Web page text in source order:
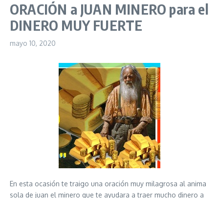
ORACIÓN a JUAN MINERO para el
DINERO MUY FUERTE
mayo 10, 2020
En esta ocasión te traigo una oración muy milagrosa al anima
sola de juan el minero que te ayudara a traer mucho dinero a